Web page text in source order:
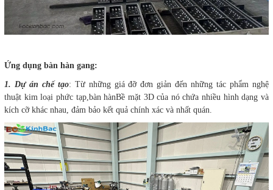
Ứng dụng bàn hàn gang:
1. Dự án chế tạo: Từ những giá đỡ đơn giản đến những tác phẩm nghệ
thuật kim loại phức tạp,bàn hànBề mặt 3D của nó chứa nhiều hình dạng và
kích cỡ khác nhau, đảm bảo kết quả chính xác và nhất quán.